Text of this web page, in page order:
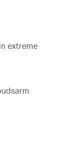
extreme